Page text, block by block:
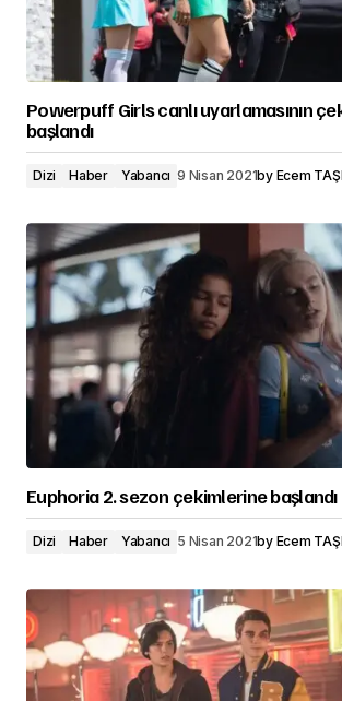
Powerpuff Girls canlı uyarlamasının
başlandı
Dizi Haber Yabancı 9 Nisan 2021by Ecem
Euphoria 2. sezon çekimlerine başlandı
Dizi Haber Yabancı 5 Nisan 2021by Ecem